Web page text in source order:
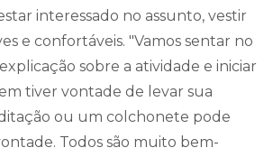
interessado no assunto, vestir
e confortáveis. "Vamos sentar no
sobre a atividade e iniciar
tiver vontade de levar sua
ou um colchonete pode
Todos são muito bem-